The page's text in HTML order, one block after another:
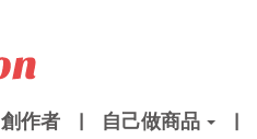
創作者 | 自己做商品 |